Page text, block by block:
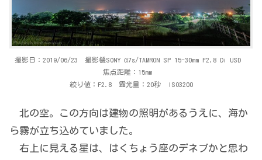
撮影日：2019/06/23 撮影機SONY α7s/TAMRON SP 15-30mm F2.8 Di USD
焦点距離：15mm
絞り値：F2.8 露光量：20秒 ISO3200
北の空。この方向は建物の照明があるうえに、海か
ら霧が立ち込めていました。
右上に見える星は、はくちょう座のデネブかと思わ